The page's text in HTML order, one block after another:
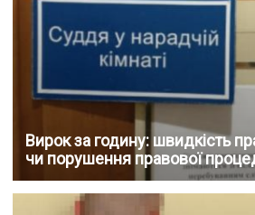
Вирок за годину: швидкість
чи порушення правової